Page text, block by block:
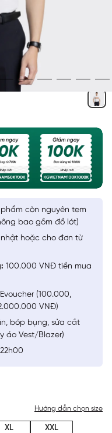
TRẮNG 6 KẺ JACQUARD
Hướng dẫn chọn size
XL XXL
còn nguyên tem
bao gồm đồ lót)
nhật hoặc cho đơn từ
100.000 VNĐ tiền mua
Evoucher (100.000,
VNĐ)
bóp bụng, sửa cắt
áo Vest/Blazer)